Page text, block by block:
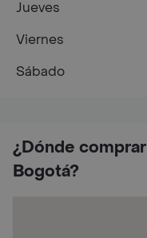
¿Dónde
Bogotá?
Jueves
Viernes
Sábado